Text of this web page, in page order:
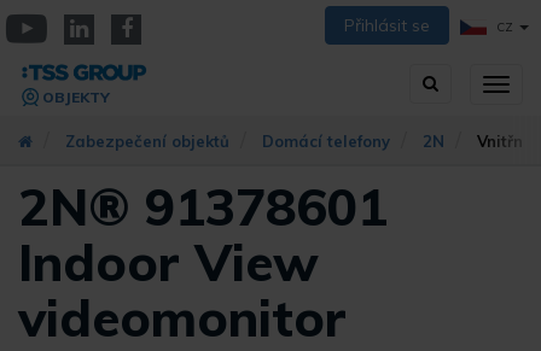
Přejít
k
hlavnímu
obsahu
Přihlásit se CZ
Vyhledávání
OBJEKTY
Zabezpečení objektů Domácí telefony 2N Vnitřní
2N® 91378601
Indoor View
videomonitor